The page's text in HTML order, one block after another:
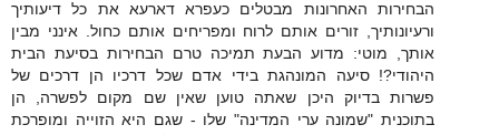
הבחירות האחרונות מבטלים כעפרא דארעא את כל דיעותיך
ורעיונותיך, זורים אותם לרוח ומפריחים אותם כחול. אינני מבין
אותך, מוטי: מדוע הבעת תמיכה טרם הבחירות בסיעת הבית
היהודי?! סיעה המונהגת בידי אדם שכל דרכיו הן דרכים של
פשרות בדיוק היכן שאתה טוען שאין שם מקום לפשרה, הן
בתוכנית "שמונה ערי המדינה" שלו - שגם היא הזוייה ומופרכת